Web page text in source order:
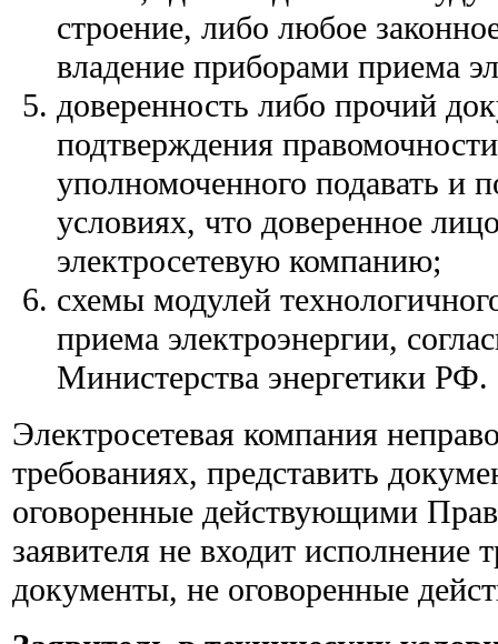
строение, либо любое
владение приборами приема
доверенность либо прочий
подтверждения
уполномоченного подавать и
условиях, что доверенное
электросетевую компанию;
схемы модулей
приема электроэнергии,
Министерства энергетики РФ.
Электросетевая компания
требованиях, представить
оговоренные действующими
заявителя не входит исполнение
документы, не оговоренные